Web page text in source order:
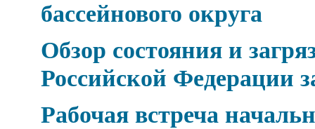
бассейнового округа
Обзор состояния и
Российской Федерации
Рабочая встреча